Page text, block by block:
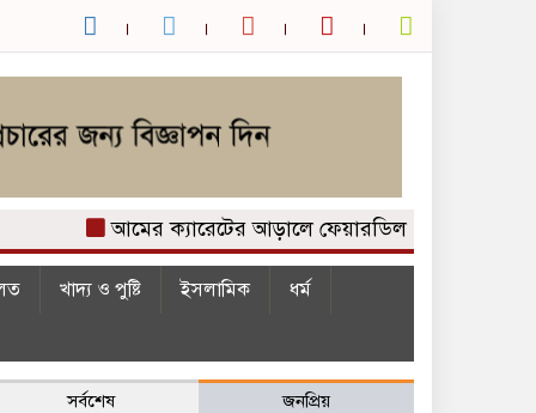
আমের ক্যারেটের আড়ালে ফেয়ারডিল পাচার: র‍্যাব-১১-
খাদ্য ও পুষ্টি ইসলামিক
ধর্ম
সর্বশেষ জনপ্রিয়